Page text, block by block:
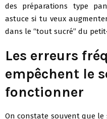
des préparations type
astuce si tu veux
dans le “tout sucré” du
Les erreurs
empêchent le
fonctionner
On constate souvent que le